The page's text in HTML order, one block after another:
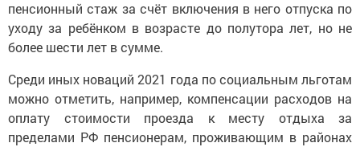
пенсионный стаж за счёт включения в него отпуска по
уходу за ребёнком в возрасте до полутора лет, но не
более шести лет в сумме.
Среди иных новаций 2021 года по социальным льготам
можно отметить, например, компенсации расходов на
оплату стоимости проезда к месту отдыха за
пределами РФ пенсионерам, проживающим в районах